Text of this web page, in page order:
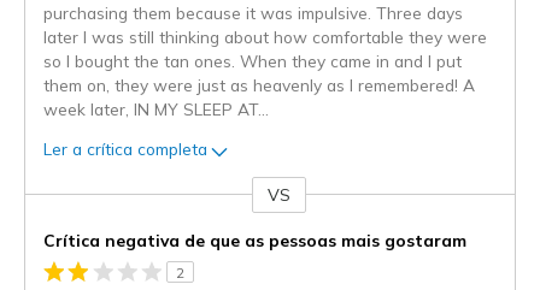
purchasing them because it was impulsive. Three days
later I was still thinking about how comfortable they were
so I bought the tan ones. When they came in and I put
them on, they were just as heavenly as I remembered! A
week later, IN MY SLEEP AT...
Ler a crítica completa
VS
Crítica negativa de que as pessoas mais gostaram
2